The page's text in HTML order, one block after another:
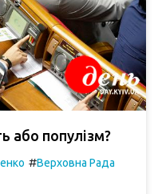
або популізм?
#Верховна Рада